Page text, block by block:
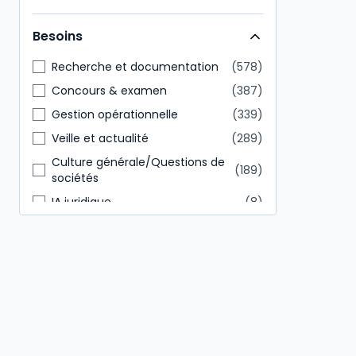
Direction générale
146
Tout public
85
Besoins
Recherche et documentation
578
Concours & examen
387
Gestion opérationnelle
339
Veille et actualité
289
Culture générale/Questions de
sociétés
189
IA juridique
8